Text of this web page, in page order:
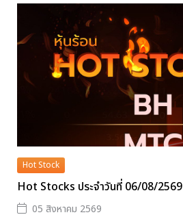
Hot Stock
Hot Stocks ประจำวันที่ 06/08/2569
05 สิงหาคม 2569